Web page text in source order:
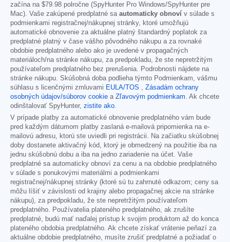
začína na $79.98 polročne (SpyHunter Pro Windows/SpyHunter pre
Mac). Vaše zakúpené predplatné sa automaticky obnoví v súlade s
podmienkami registračnej/nákupnej stránky, ktoré umožňujú
automatické obnovenie za aktuálne platný štandardný poplatok za
predplatné platný v čase vášho pôvodného nákupu a za rovnaké
obdobie predplatného alebo ako je uvedené v propagačných
materiáloch/na stránke nákupu, za predpokladu, že ste nepretržitým
používateľom predplatného bez prerušenia. Podrobnosti nájdete na
stránke nákupu. Skúšobná doba podlieha týmto Podmienkam, vášmu
súhlasu s licenčnými zmluvami EULA/TOS , Zásadám ochrany
osobných údajov/súborov cookie a Zľavovým podmienkam. Ak chcete
odinštalovať SpyHunter, zistite ako.
V prípade platby za automatické obnovenie predplatného vám bude
pred každým dátumom platby zaslaná e-mailová pripomienka na e-
mailovú adresu, ktorú ste uviedli pri registrácii. Na začiatku skúšobnej
doby dostanete aktivačný kód, ktorý je obmedzený na použitie iba na
jednu skúšobnú dobu a iba na jedno zariadenie na účet. Vaše
predplatné sa automaticky obnoví za cenu a na obdobie predplatného
v súlade s ponukovými materiálmi a podmienkami
registračnej/nákupnej stránky (ktoré sú tu zahrnuté odkazom; ceny sa
môžu líšiť v závislosti od krajiny alebo propagačnej akcie na stránke
nákupu), za predpokladu, že ste nepretržitým používateľom
predplatného. Používatelia plateného predplatného, ak zrušíte
predplatné, budú mať naďalej prístup k svojim produktom až do konca
plateného obdobia predplatného. Ak chcete získať vrátenie peňazí za
aktuálne obdobie predplatného, musíte zrušiť predplatné a požiadať o